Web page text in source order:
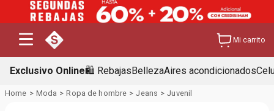
Mi carrito
Exclusivo Online🛍️ RebajasBellezaAires acondicionados
Moda Ropa de hombre Jeans Juvenil